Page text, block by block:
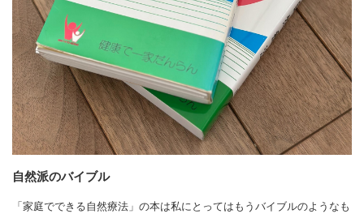
自然派のバイブル
「家庭でできる自然療法」の本は私にとってはもうバイブルのようなも